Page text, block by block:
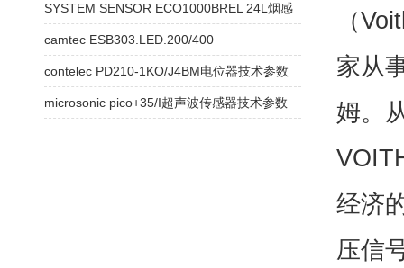
（
家从
姆。
经济
压信
SYSTEM SENSOR ECO1000BREL 24L烟感
camtec ESB303.LED.200/400
contelec PD210-1KO/J4BM电位器技术参数
microsonic pico+35/I超声波传感器技术参数